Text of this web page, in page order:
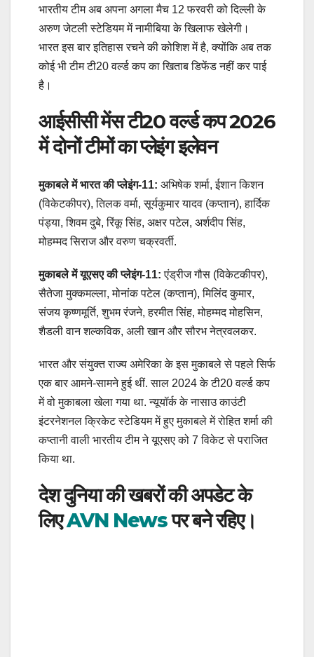
भारतीय टीम अब अपना अगला मैच 12 फरवरी को दिल्ली के
अरुण जेटली स्टेडियम में नामीबिया के खिलाफ खेलेगी।
भारत इस बार इतिहास रचने की कोशिश में है, क्योंकि अब तक
कोई भी टीम टी20 वर्ल्ड कप का खिताब डिफेंड नहीं कर पाई
है।
आईसीसी मेंस टी20 वर्ल्ड कप 2026
में दोनों टीमों का प्लेइंग इलेवन
मुकाबले में भारत की प्लेइंग-11: अभिषेक शर्मा, ईशान किशन
(विकेटकीपर), तिलक वर्मा, सूर्यकुमार यादव (कप्तान), हार्दिक
पंड्या, शिवम दुबे, रिंकू सिंह, अक्षर पटेल, अर्शदीप सिंह,
मोहम्मद सिराज और वरुण चक्रवर्ती.
मुकाबले में यूएसए की प्लेइंग-11: एंड्रीज गौस (विकेटकीपर),
सैतेजा मुक्कमल्ला, मोनांक पटेल (कप्तान), मिलिंद कुमार,
संजय कृष्णमूर्ति, शुभम रंजने, हरमीत सिंह, मोहम्मद मोहसिन,
शैडली वान शल्कविक, अली खान और सौरभ नेत्रवलकर.
भारत और संयुक्त राज्य अमेरिका के इस मुकाबले से पहले सिर्फ
एक बार आमने-सामने हुई थीं. साल 2024 के टी20 वर्ल्ड कप
में वो मुकाबला खेला गया था. न्यूयॉर्क के नासाउ काउंटी
इंटरनेशनल क्रिकेट स्टेडियम में हुए मुकाबले में रोहित शर्मा की
कप्तानी वाली भारतीय टीम ने यूएसए को 7 विकेट से पराजित
किया था.
देश दुनिया की खबरों की अपडेट के
लिएAVN Newsपर बने रहिए।